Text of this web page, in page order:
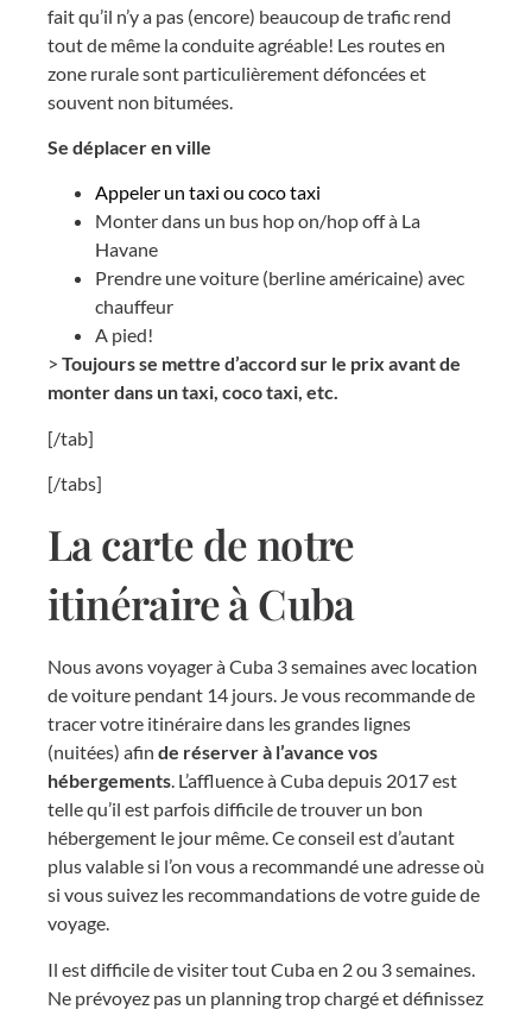
fait qu’il n’y a pas (encore) beaucoup de trafic rend
tout de même la conduite agréable! Les routes en
zone rurale sont particulièrement défoncées et
souvent non bitumées.
Se déplacer en ville
Appeler un taxi ou coco taxi
Monter dans un bus hop on/hop off à La
Havane
Prendre une voiture (berline américaine) avec
chauffeur
A pied!
> Toujours se mettre d’accord sur le prix avant de
monter dans un taxi, coco taxi, etc.
[/tab]
[/tabs]
La carte de notre
itinéraire à Cuba
Nous avons voyager à Cuba 3 semaines avec location
de voiture pendant 14 jours. Je vous recommande de
tracer votre itinéraire dans les grandes lignes
(nuitées) afin de réserver à l’avance vos
hébergements. L’affluence à Cuba depuis 2017 est
telle qu’il est parfois difficile de trouver un bon
hébergement le jour même. Ce conseil est d’autant
plus valable si l’on vous a recommandé une adresse où
si vous suivez les recommandations de votre guide de
voyage.
Il est difficile de visiter tout Cuba en 2 ou 3 semaines.
Ne prévoyez pas un planning trop chargé et définissez